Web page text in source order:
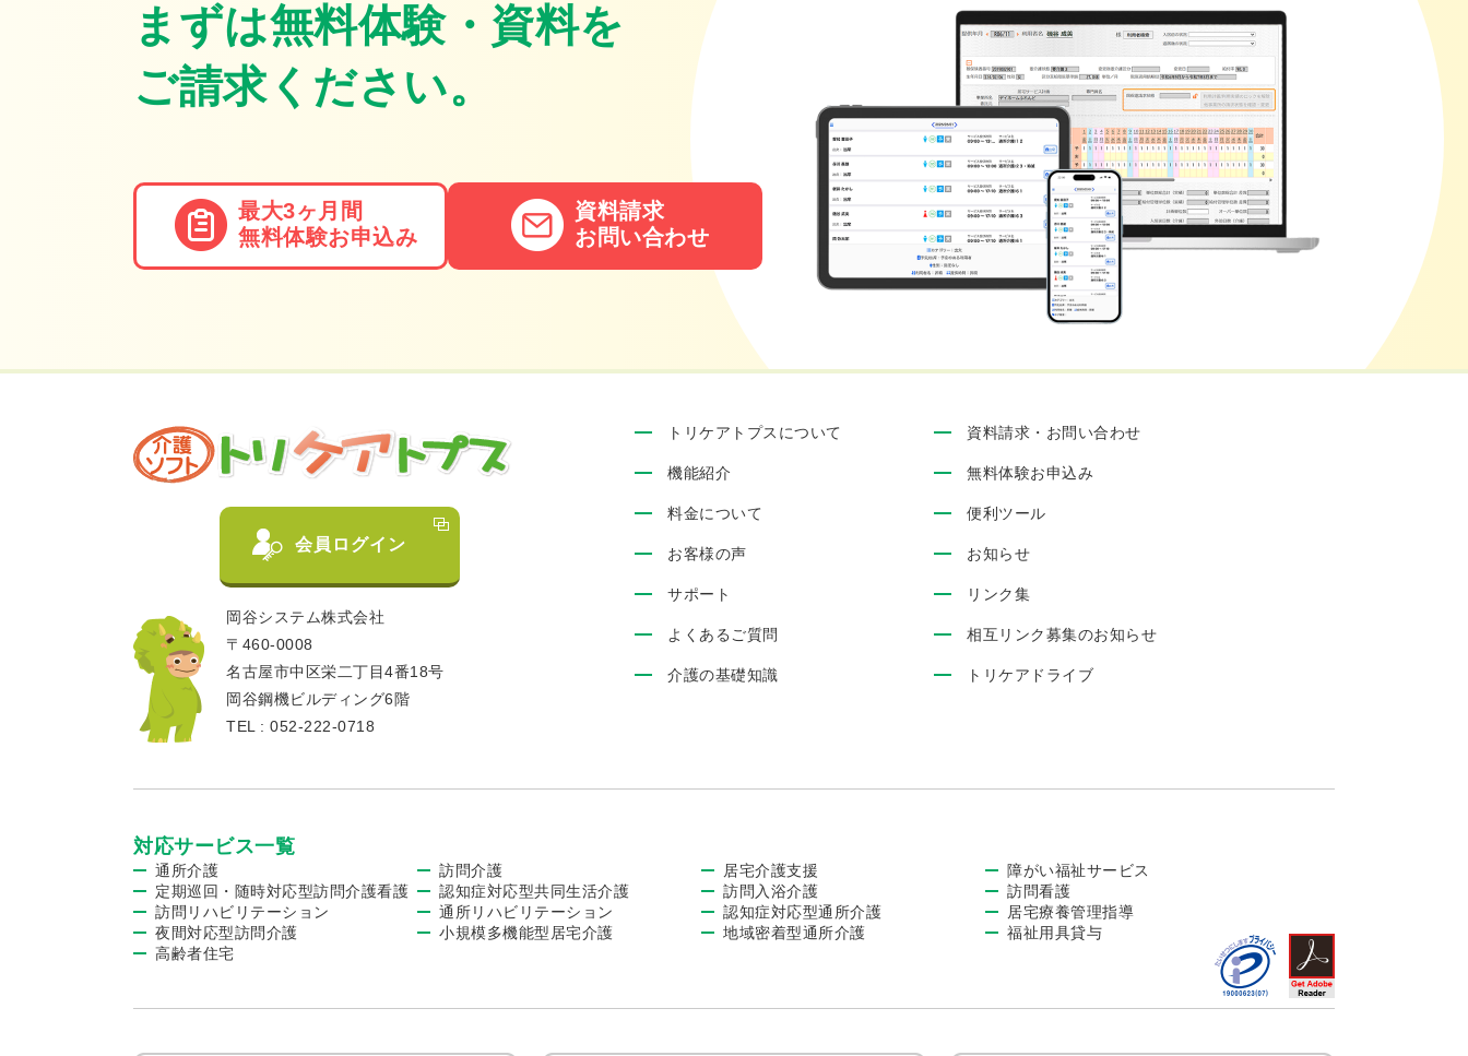
まずは無料体験・資料を
ご請求ください。
最大3ヶ月間
無料体験お申込み
資料請求
お問い合わせ
会員ログイン
岡谷システム株式会社
〒460-0008
名古屋市中区栄二丁目4番18号
岡谷鋼機ビルディング6階
TEL : 052-222-0718
トリケアトプスについて
機能紹介
料金について
お客様の声
サポート
よくあるご質問
介護の基礎知識
資料請求・お問い合わせ
無料体験お申込み
便利ツール
お知らせ
リンク集
相互リンク募集のお知らせ
トリケアドライブ
対応サービス一覧
通所介護 訪問介護 居宅介護支援
障がい福祉サービス
定期巡回・随時対応型訪問介護看護
認知症対応型共同生活介護 訪問入浴介護
訪問看護
訪問リハビリテーション
通所リハビリテーション 認知症対応型通所介護
居宅療養管理指導
夜間対応型訪問介護
小規模多機能型居宅介護 地域密着型通所介護
福祉用具貸与
高齢者住宅